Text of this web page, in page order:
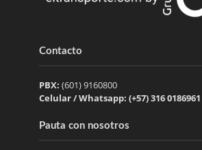
Contacto
PBX: (601) 9160800
Celular / Whatsapp: (+57) 316 0186961
Pauta con nosotros